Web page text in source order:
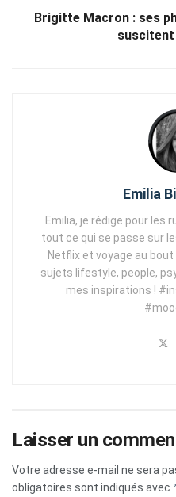
Brigitte Macron : ses
suscitent
Emilia
Emilia, je rédige pour les
tout ce qui se passe sur
Netflix et voyage au
sujets lifestyle, people,
mes inspirations !
Laisser un
Votre adresse e-mail ne sera
obligatoires sont indiqués avec